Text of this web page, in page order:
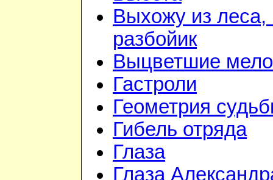
Выхожу из леса,
разбойик
Выцветшие
Гастроли
Геометрия
Гибель отряда
Глаза
Глаза